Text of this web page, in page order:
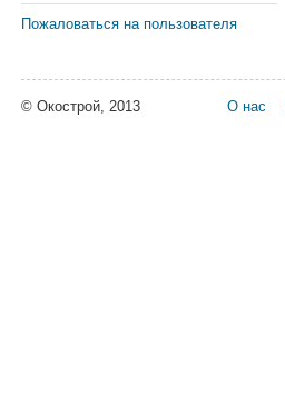
Пожаловаться на пользователя
© Окострой, 2013 О нас